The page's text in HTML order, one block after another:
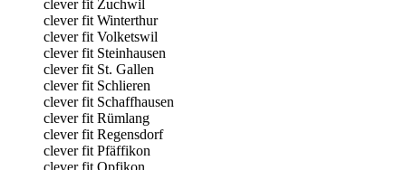
clever fit Zuchwil
clever fit Winterthur
clever fit Volketswil
clever fit Steinhausen
clever fit St. Gallen
clever fit Schlieren
clever fit Schaffhausen
clever fit Rümlang
clever fit Regensdorf
clever fit Pfäffikon
clever fit Opfikon